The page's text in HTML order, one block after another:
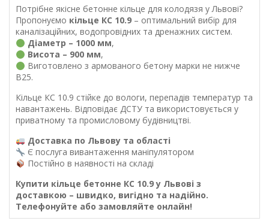
Потрібне якісне бетонне кільце для колодязя у Львові?
Пропонуємо кільце КС 10.9 – оптимальний вибір для
каналізаційних, водопровідних та дренажних систем.
Діаметр – 1000 мм,
Висота – 900 мм,
Виготовлено з армованого бетону марки не нижче
В25.
Кільце КС 10.9 стійке до вологи, перепадів температур та
навантажень. Відповідає ДСТУ та використовується у
приватному та промисловому будівництві.
Доставка по Львову та області
Є послуга вивантаження маніпулятором
Постійно в наявності на складі
Купити кільце бетонне КС 10.9 у Львові з
доставкою – швидко, вигідно та надійно.
Телефонуйте або замовляйте онлайн!